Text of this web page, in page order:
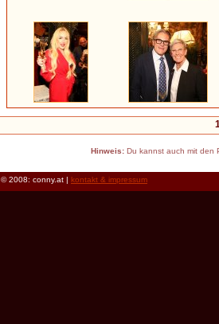
Hinweis:Du kannst auch mit den
© 2008: conny.at | kontakt & impressum